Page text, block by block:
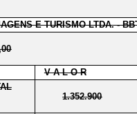
E TURISMO LTDA. -
V A L O R
1.352.900